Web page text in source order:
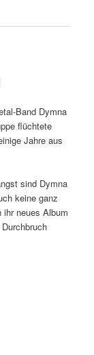
Band Dymna
flüchtete
Jahre aus
sind Dymna
keine ganz
ihr neues Album